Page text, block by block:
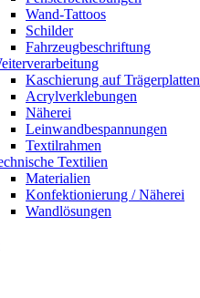
Wand-Tattoos
Schilder
Fahrzeugbeschriftung
Kaschierung auf Trägerplatten
Acrylverklebungen
Näherei
Leinwandbespannungen
Textilrahmen
Textilien
Materialien
Konfektionierung / Näherei
Wandlösungen